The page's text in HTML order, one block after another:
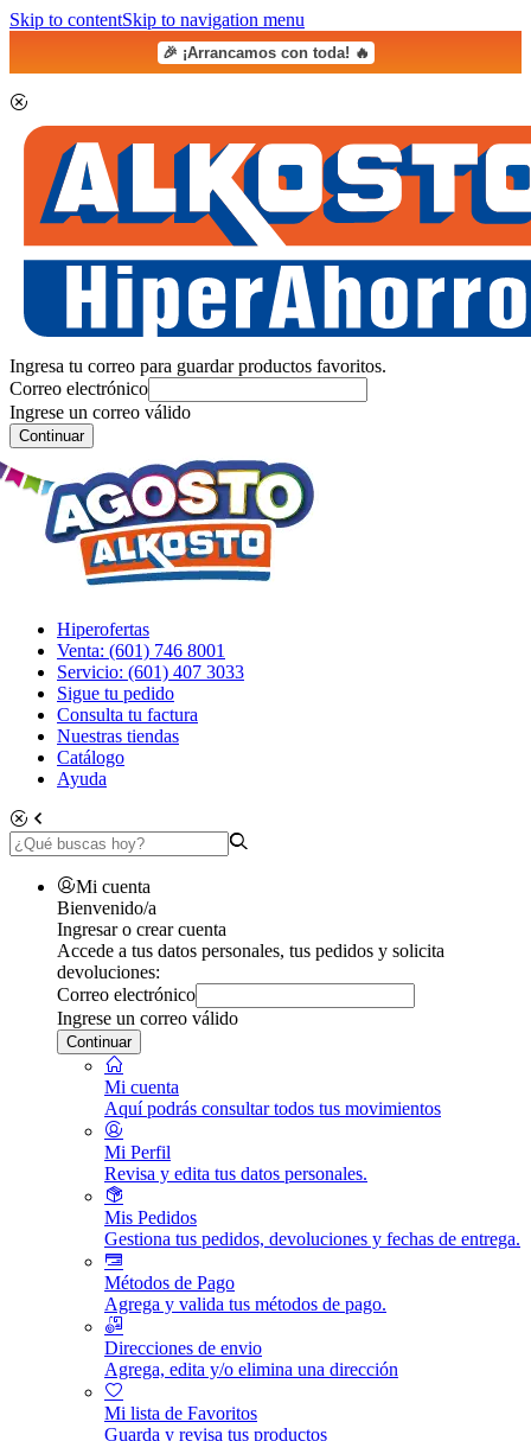
Skip to contentSkip to navigation menu
🎉 ¡Arrancamos con toda! 🔥
Ingresa tu correo para guardar productos favoritos.
Correo electrónico
Ingrese un correo válido
Continuar
Hiperofertas
Venta: (601) 746 8001
Servicio: (601) 407 3033
Sigue tu pedido
Consulta tu factura
Nuestras tiendas
Catálogo
Ayuda
Mi cuenta
Bienvenido/a
Ingresar o crear cuenta
Accede a tus datos personales, tus pedidos y solicita
devoluciones:
Correo electrónico
Ingrese un correo válido
Continuar
Mi cuenta
Aquí podrás consultar todos tus movimientos
Mi Perfil
Revisa y edita tus datos personales.
Mis Pedidos
Gestiona tus pedidos, devoluciones y fechas de entrega.
Métodos de Pago
Agrega y valida tus métodos de pago.
Direcciones de envio
Agrega, edita y/o elimina una dirección
Mi lista de Favoritos
Guarda y revisa tus productos